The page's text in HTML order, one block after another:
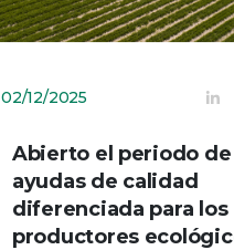
02/12/2025
Abierto el periodo de
ayudas de calidad
diferenciada para los
productores